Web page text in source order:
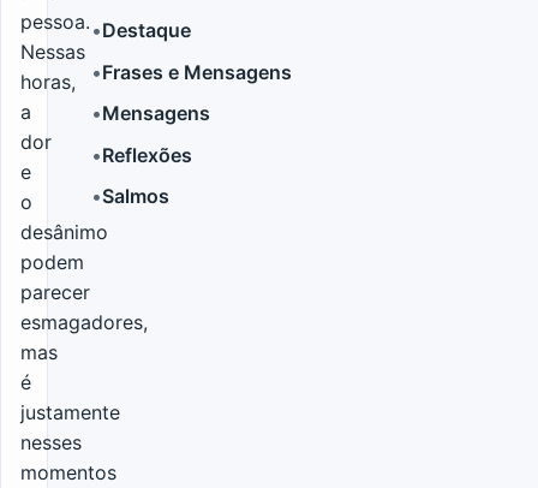
pessoa.
Nessas
horas,
a
dor
e
o
desânimo
podem
parecer
esmagadores,
mas
é
justamente
nesses
momentos
LER MAIS
•Destaque
•Frases e Mensagens
•Mensagens
•Reflexões
•Salmos